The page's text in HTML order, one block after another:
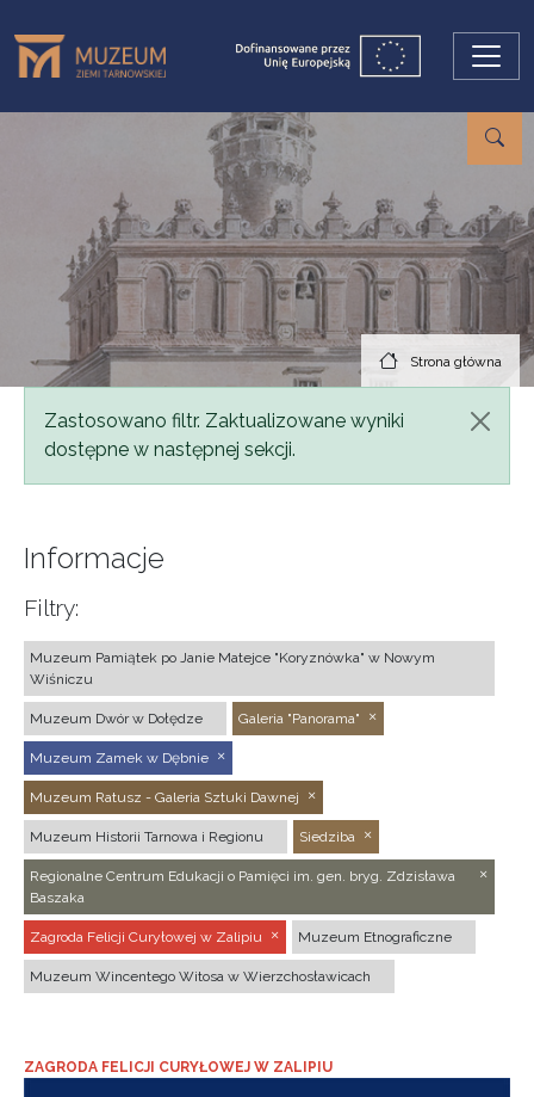
Strona główna
Komunikat
Zastosowano filtr. Zaktualizowane wyniki
dostępne w następnej sekcji.
Informacje
Filtry:
Muzeum Pamiątek po Janie Matejce "Koryznówka" w Nowym
Wiśniczu
Muzeum Dwór w Dołędze Galeria "Panorama"
Muzeum Zamek w Dębnie
Muzeum Ratusz - Galeria Sztuki Dawnej
Muzeum Historii Tarnowa i Regionu Siedziba
Regionalne Centrum Edukacji o Pamięci im. gen. bryg. Zdzisława
Baszaka
Zagroda Felicji Curyłowej w Zalipiu Muzeum Etnograficzne
Muzeum Wincentego Witosa w Wierzchosławicach
ZAGRODA FELICJI CURYŁOWEJ W ZALIPIU